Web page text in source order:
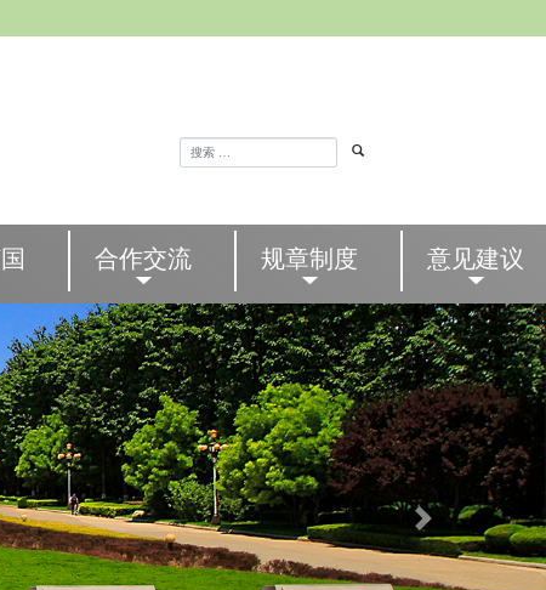
合作交流 规章制度 意见建议